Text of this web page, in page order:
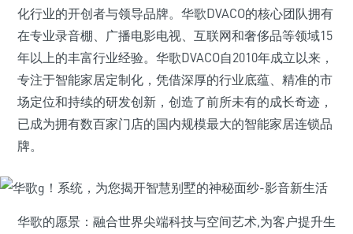
化行业的开创者与领导品牌。华歌DVACO的核心团队拥有
在专业录音棚、广播电影电视、互联网和奢侈品等领域15
年以上的丰富行业经验。华歌DVACO自2010年成立以来，
专注于智能家居定制化，凭借深厚的行业底蕴、精准的市
场定位和持续的研发创新，创造了前所未有的成长奇迹，
已成为拥有数百家门店的国内规模最大的智能家居连锁品
牌。
华歌的愿景：融合世界尖端科技与空间艺术,为客户提升生